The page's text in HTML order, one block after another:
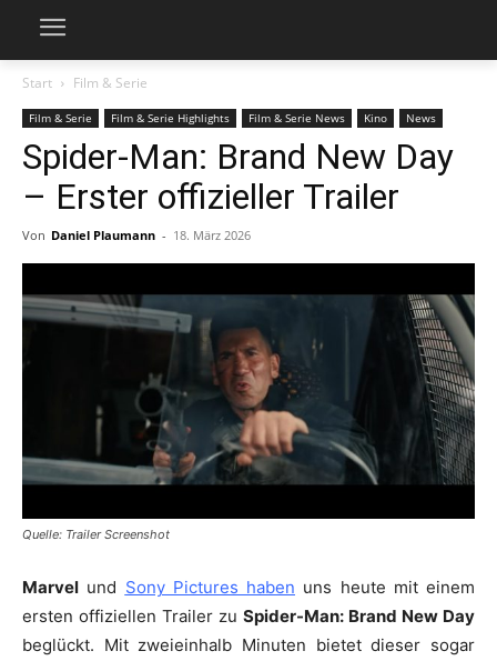
Start Film & Serie
Film & Serie Film & Serie Highlights Film & Serie News Kino News
Spider-Man: Brand New Day
– Erster offizieller Trailer
Von Daniel Plaumann - 18. März 2026
Quelle: Trailer Screenshot
Marvel und Sony Pictures haben uns heute mit einem
ersten offiziellen Trailer zu Spider-Man: Brand New Day
beglückt. Mit zweieinhalb Minuten bietet dieser sogar